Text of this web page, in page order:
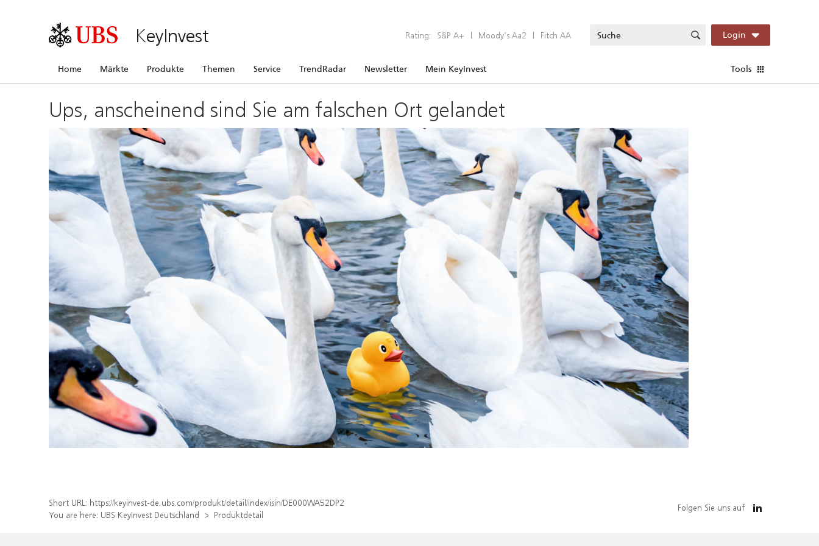
KeyInvest Rating: S&P A+ | Moody’s Aa2 | Fitch AA Login
Home Märkte Produkte Themen Service TrendRadar Newsletter Mein KeyInvest Tools
Ups, anscheinend sind Sie am falschen Ort gelandet
Short URL: https://keyinvest-de.ubs.com/produkt/detail/index/isin/DE000WA52DP2
You are here: UBS KeyInvest Deutschland Produktdetail
Folgen Sie uns auf